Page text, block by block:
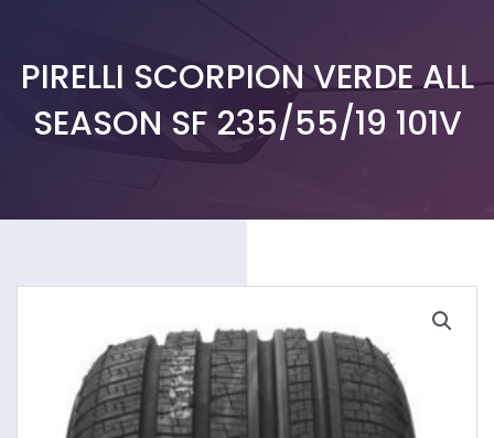
PIRELLI SCORPION VERDE ALL
SEASON SF 235/55/19 101V